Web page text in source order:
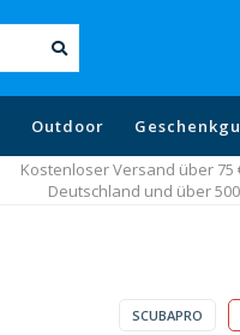
Outdoor
Kostenloser Versand über 75
Deutschland und über
SCUBAPRO